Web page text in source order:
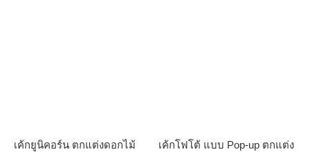
เค้กยูนิคอร์น ตกแต่งดอกไม้
เค้กโฟโต้ แบบ Pop-up ตกแต่ง